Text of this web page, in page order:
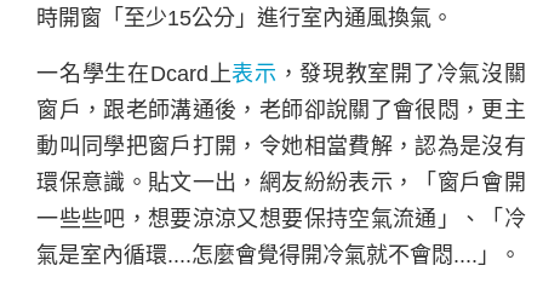
時開窗「至少15公分」進行室內通風換氣。
一名學生在Dcard上表示 ，發現教室開了冷氣沒關
窗戶，跟老師溝通後，老師卻說關了會很悶，更主
動叫同學把窗戶打開，令她相當費解，認為是沒有
環保意識。貼文一出，網友紛紛表示，「窗戶會開
一些些吧，想要涼涼又想要保持空氣流通」、「冷
氣是室內循環....怎麼會覺得開冷氣就不會悶....」。